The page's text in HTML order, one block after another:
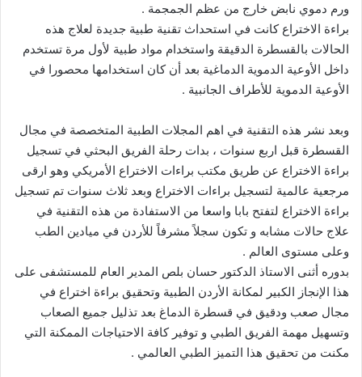
ورم دموي نابض خارج من عظم الجمجمة .
براءة الاختراع كانت في استحداث تقنية طبية جديدة لعلاج هذه
الحالات بالقسطرة الدقيقة واستخدام مواد طبية لأول مرة تستخدم
داخل الأوعية الدموية الدماغية بعد أن كان استخدامها محصورا في
الأوعية الدموية للأطراف الجانبية .
وبعد نشر هذه التقنية في اهم المجلات الطبية المتخصصة في مجال
القسطرة قبل اربع سنوات ، بدات رحلة الفريق البحثي في تسجيل
براءة الاختراع عن طريق مكتب براءات الاختراع الأمريكي وهو ارقى
مرجعية عالمية لتسجيل براءات الاختراع وبعد ثلاث سنوات تم تسجيل
براءة الاختراع لتفتح بابا واسعا من الاستفادة من هذه التقنية في
علاج حالات مشابه و تكون سجلاً مشرفاً للأردن في ميادين الطب
وعلى مستوى العالم .
بدوره أثنى الاستاذ الدكتور حسان بلص المدير العام للمستشفى على
هذا الإنجاز الكبير لمكانة الأردن الطبية وتحقيق براءة اختراع في
مجال صعب ودقيق في قسطرة الدماغ بعد تذليل جميع الصعاب
وتسهيل مهمة الفريق الطبي و توفير كافة الاحتياجات الممكنة التي
مكنت من تحقيق هذا التميز الطبي العالمي .